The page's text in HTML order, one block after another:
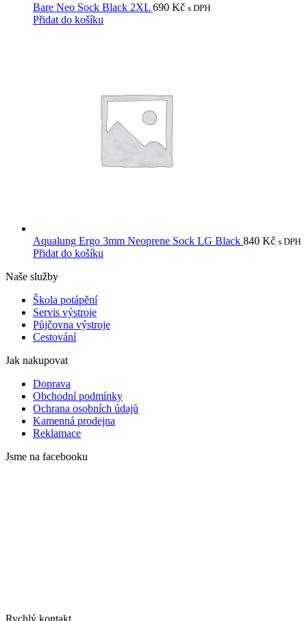
Bare Neo Sock Black 2XL 690 Kč s DPH
Přidat do košíku
Aqualung Ergo 3mm Neoprene Sock LG Black 840 Kč s DPH
Přidat do košíku
Naše služby
Škola potápění
Servis výstroje
Půjčovna výstroje
Cestování
Jak nakupovat
Doprava
Obchodní podmínky
Ochrana osobních údajů
Kamenná prodejna
Reklamace
Jsme na facebooku
Rychlý kontakt